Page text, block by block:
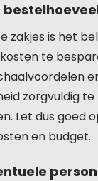
zakjes is het
te
zorgvuldig
Let dus goed
en budget.